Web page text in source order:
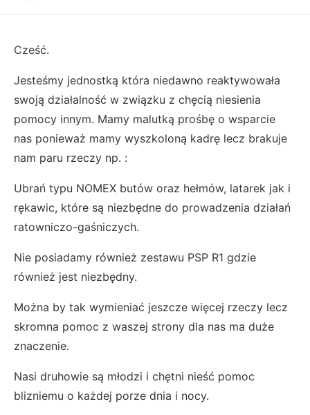
Cześć.
Jesteśmy jednostką która niedawno reaktywowała
swoją działalność w związku z chęcią niesienia
pomocy innym. Mamy malutką prośbę o wsparcie
nas ponieważ mamy wyszkoloną kadrę lecz brakuje
nam paru rzeczy np. :
Ubrań typu NOMEX butów oraz hełmów, latarek jak i
rękawic, które są niezbędne do prowadzenia działań
ratowniczo-gaśniczych.
Nie posiadamy również zestawu PSP R1 gdzie
również jest niezbędny.
Można by tak wymieniać jeszcze więcej rzeczy lecz
skromna pomoc z waszej strony dla nas ma duże
znaczenie.
Nasi druhowie są młodzi i chętni nieść pomoc
blizniemu o każdej porze dnia i nocy.